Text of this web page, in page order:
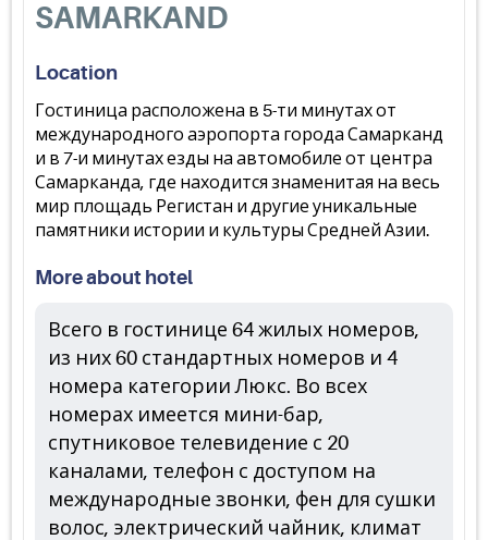
SAMARKAND
Location
Гостиница расположена в 5-ти минутах от
международного аэропорта города Самарканд
и в 7-и минутах езды на автомобиле от центра
Самарканда, где находится знаменитая на весь
мир площадь Регистан и другие уникальные
памятники истории и культуры Средней Азии.
More about hotel
Всего в гостинице 64 жилых номеров,
из них 60 стандартных номеров и 4
номера категории Люкс. Во всех
номерах имеется мини-бар,
спутниковое телевидение с 20
каналами, телефон с доступом на
международные звонки, фен для сушки
волос, электрический чайник, климат